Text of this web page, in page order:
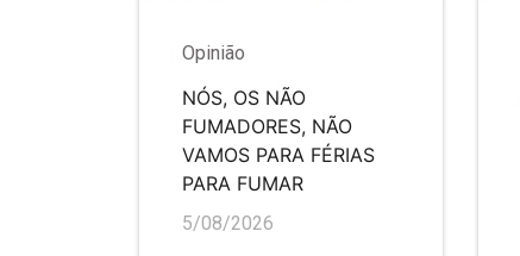
Opinião
NÓS, OS NÃO
FUMADORES, NÃO
VAMOS PARA FÉRIAS
PARA FUMAR
5/08/2026